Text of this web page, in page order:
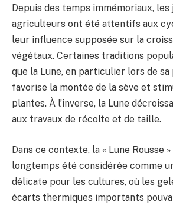
Depuis des temps immémoriaux,
agriculteurs ont été attentifs aux
leur influence supposée sur la
végétaux. Certaines traditions
que la Lune, en particulier lors de sa
favorise la montée de la sève et
plantes. À l’inverse, la Lune
aux travaux de récolte et de taille.
Dans ce contexte, la « Lune Rousse
longtemps été considérée comme
délicate pour les cultures, où les
écarts thermiques importants